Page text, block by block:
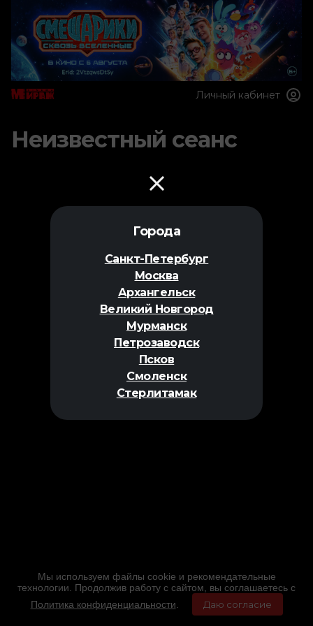
Города
Санкт-Петербург
Москва
Архангельск
Великий Новгород
Мурманск
Петрозаводск
Псков
Смоленск
Стерлитамак
Личный кабинет
Неизвестный сеанс
Мы используем файлы cookie и рекомендательные
технологии. Продолжив работу с сайтом, вы соглашаетесь с
Политика конфиденциальности
Даю согласие